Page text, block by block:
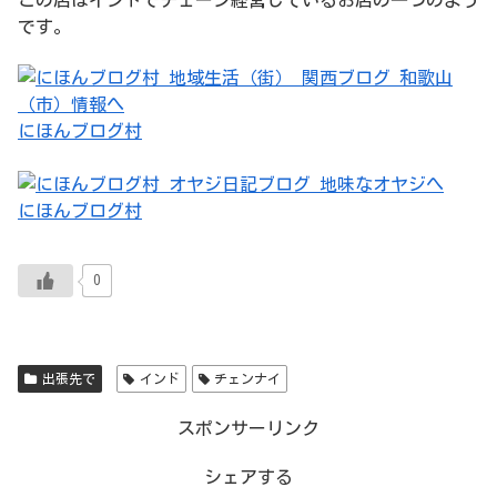
です。
にほんブログ村
にほんブログ村
0
出張先で インド チェンナイ
スポンサーリンク
シェアする